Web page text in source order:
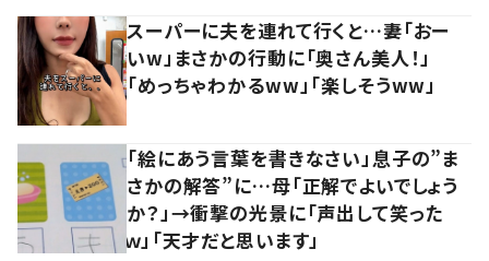
スーパーに夫を連れて行くと…妻「おー
いw」まさかの行動に「奥さん美人！」
「めっちゃわかるww」「楽しそうww」
「絵にあう言葉を書きなさい」息子の”ま
さかの解答”に…母「正解でよいでしょう
か？」→衝撃の光景に「声出して笑った
ｗ」「天才だと思います」